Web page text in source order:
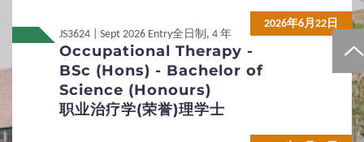
3 专才招生计划
3D综合评估入学计划
JS3624 | Sept 2026 Entry全日制, 4 年
Occupational Therapy -
BSc (Hons) - Bachelor of
Science (Honours)
职业治疗学(荣誉)理学士
2026年6月22日